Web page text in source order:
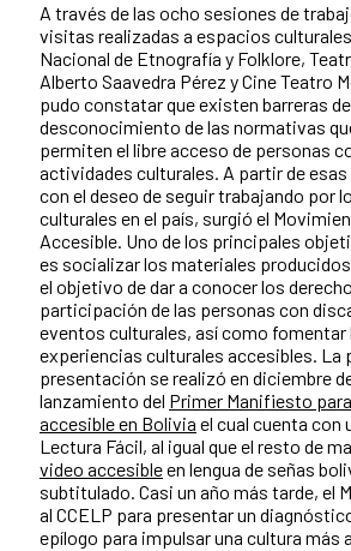
A través de las ocho sesiones de
visitas realizadas a espacios
Nacional de Etnografía y Folklore,
Alberto Saavedra Pérez y Cine Teatro
pudo constatar que existen barreras
desconocimiento de las normativas
permiten el libre acceso de personas
actividades culturales. A partir de
con el deseo de seguir trabajando por
culturales en el país, surgió el
Accesible. Uno de los principales
es socializar los materiales
el objetivo de dar a conocer los
participación de las personas con
eventos culturales, así como fomentar
experiencias culturales accesibles. La
presentación se realizó en diciembre
lanzamiento del Primer Manifiesto
accesible en Bolivia el cual cuenta con
Lectura Fácil, al igual que el resto de
video accesibleen lengua de señas
subtitulado. Casi un año más tarde, el
al CCELP para presentar un
epílogo para impulsar una cultura más